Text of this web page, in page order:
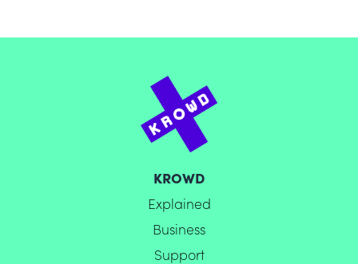
KROWD
Explained
Business
Support